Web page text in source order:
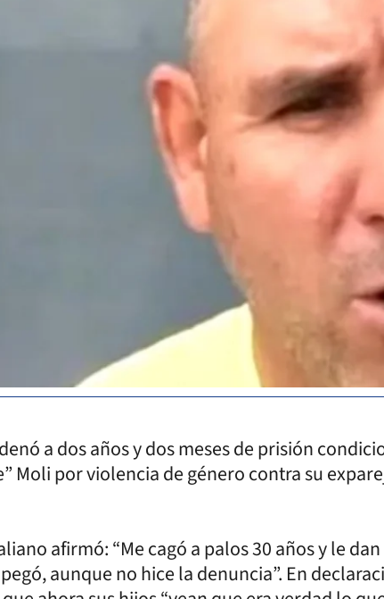
a dos años y dos meses de prisión
Moli por violencia de género contra su
afirmó: “Me cagó a palos 30 años y le
aunque no hice la denuncia”. En